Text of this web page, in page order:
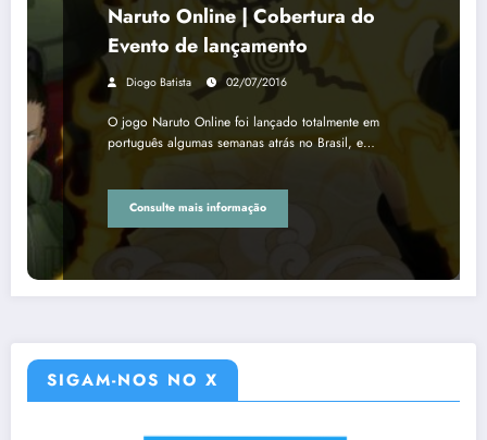
Naruto Online | Cobertura do
Evento de lançamento
Diogo Batista 02/07/2016
O jogo Naruto Online foi lançado totalmente em
português algumas semanas atrás no Brasil, e…
Consulte mais informação
SIGAM-NOS NO X